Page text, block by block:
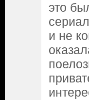
это
и не